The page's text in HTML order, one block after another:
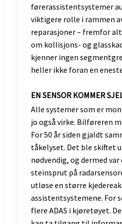
førerassistentsystemer
viktigere rolle i rammen
reparasjoner – fremfor
om kollisjons- og
kjenner ingen
heller ikke foran en
EN SENSOR KOMMER
Alle systemer som er
jo også virke. Bilføreren
For 50 år siden gjaldt
tåkelyset. Det ble skiftet
nødvendig, og dermed
steinsprut på
utløse en større
assistentsystemene. For
flere ADAS i kjøretøyet.